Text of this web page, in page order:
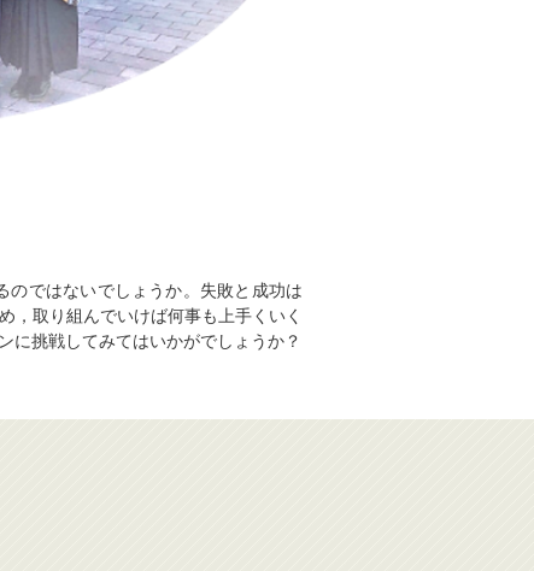
ではないでしょうか。失敗と成功は
，取り組んでいけば何事も上手くいく
に挑戦してみてはいかがでしょうか？